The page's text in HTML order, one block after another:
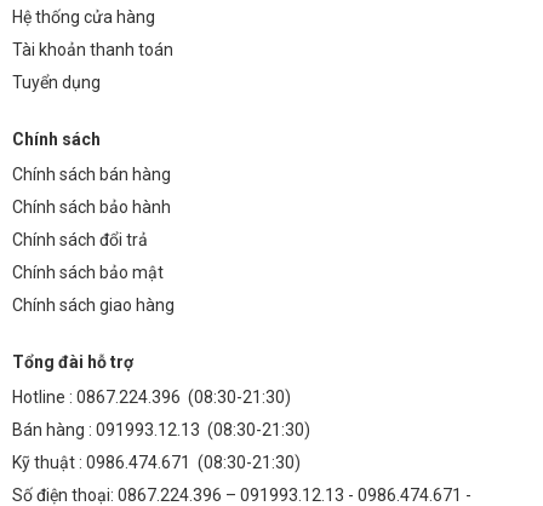
Hệ thống cửa hàng
Tài khoản thanh toán
Tuyển dụng
Chính sách
Chính sách bán hàng
Chính sách bảo hành
Chính sách đổi trả
Chính sách bảo mật
Chính sách giao hàng
Tổng đài hỗ trợ
Hotline : 0867.224.396 (08:30-21:30)
Bán hàng : 091993.12.13 (08:30-21:30)
Kỹ thuật : 0986.474.671 (08:30-21:30)
Số điện thoại: 0867.224.396 – 091993.12.13 - 0986.474.671 -